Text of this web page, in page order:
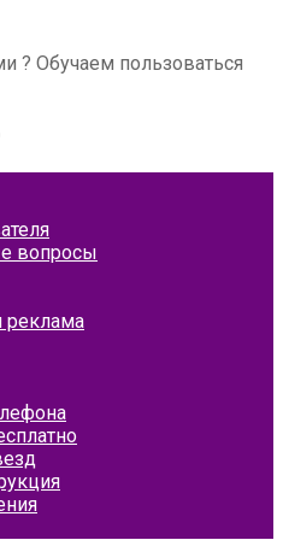
? Обучаем пользоваться
вопросы
реклама